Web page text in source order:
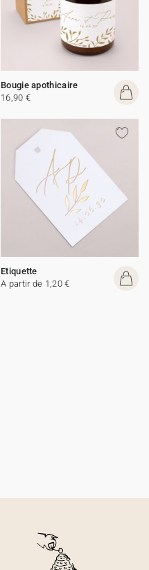
Bougie apothicaire
16,90 €
Etiquette
A partir de 1,20 €